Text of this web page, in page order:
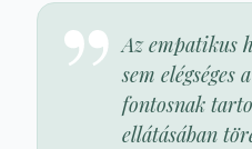
Az empatikus
sem
fontosnak
ellátásában